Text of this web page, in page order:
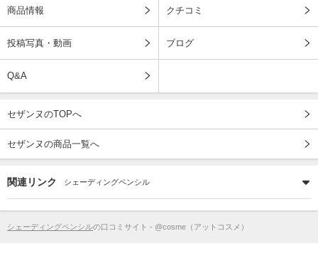
商品情報 クチコミ
投稿写真・動画 ブログ
Q&A
セザンヌのTOPへ
セザンヌの商品一覧へ
関連リンク シェーディングペンシル
シェーディングペンシルの口コミサイト - @cosme（アットコスメ）